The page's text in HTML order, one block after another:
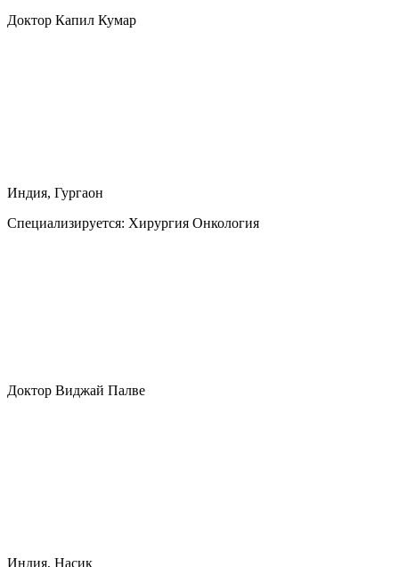
Доктор Капил Кумар
Индия, Гургаон
Специализируется: Хирургия Онкология
Доктор Виджай Палве
Индия, Насик